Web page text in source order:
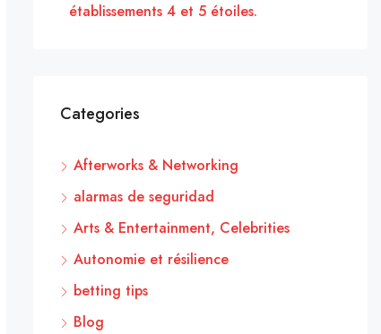
établissements 4 et 5 étoiles.
Categories
Afterworks & Networking
alarmas de seguridad
Arts & Entertainment, Celebrities
Autonomie et résilience
betting tips
Blog